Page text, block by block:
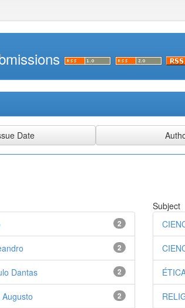
2
2
2
Dantas
2
Subject